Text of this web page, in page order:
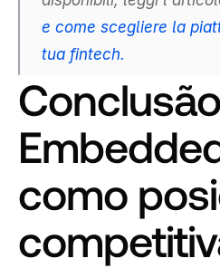
e come scegliere la
tua fintech.
como